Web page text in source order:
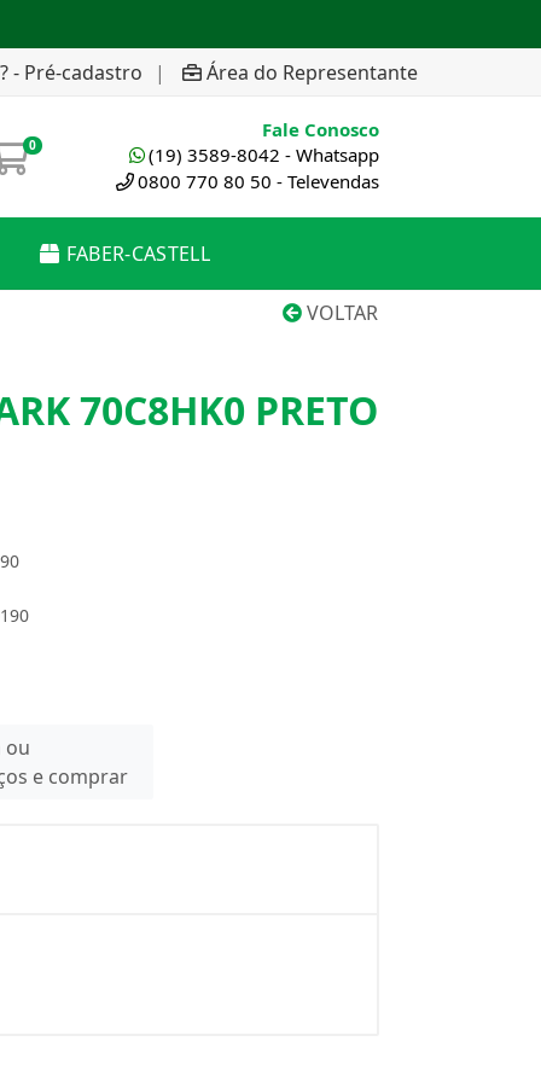
- Pré-cadastro | Área do Representante
0
Fale Conosco
(19) 3589-8042 - Whatsapp
0800 770 80 50 - Televendas
FABER-CASTELL
VOLTAR
70C8HK0 PRETO
ou
e comprar